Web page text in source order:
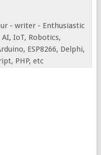
- writer - Enthusiastic
IoT, Robotics,
ESP8266, Delphi,
PHP, etc